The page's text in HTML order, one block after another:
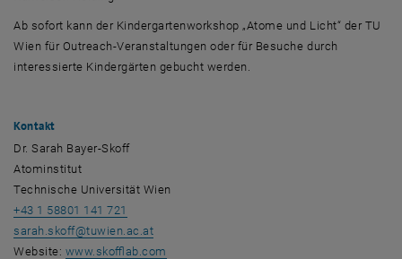
Ab sofort kann der Kindergartenworkshop „Atome und Licht“ der TU
Wien für Outreach-Veranstaltungen oder für Besuche durch
interessierte Kindergärten gebucht werden.
Kontakt
Dr. Sarah Bayer-Skoff
Atominstitut
Technische Universität Wien
+43 1 58801 141 721
sarah.skoff@tuwien.ac.at
Website: www.skofflab.com